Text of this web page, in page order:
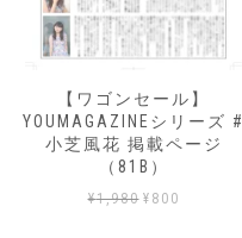
【ワゴンセール】
YOUMAGAZINEシリーズ #
小芝風花 掲載ページ
（81B）
¥1,980 元
¥ 800